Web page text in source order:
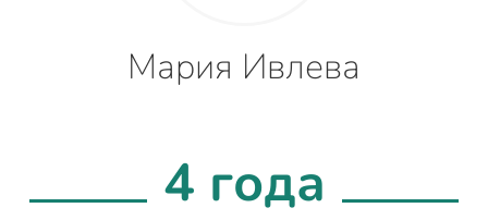
Мария Ивлева
4 года